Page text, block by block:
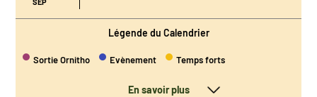
SEP
Légende du Calendrier
Sortie Ornitho Evènement Temps forts
En savoir plus